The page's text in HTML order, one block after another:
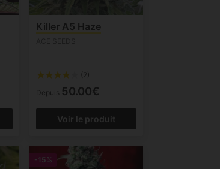
Killer A5 Haze
(2)
Depuis 50.00€
Voir le produit
-15%